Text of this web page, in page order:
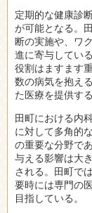
定期的な健康診
が可能となる。
断の実施や、ワ
進に寄与してい
役割はますます
数の病気を抱え
た医療を提供す
田町における内
に対して多角的
の重要な分野で
与える影響は大
される。田町で
要時には専門の
目指している。